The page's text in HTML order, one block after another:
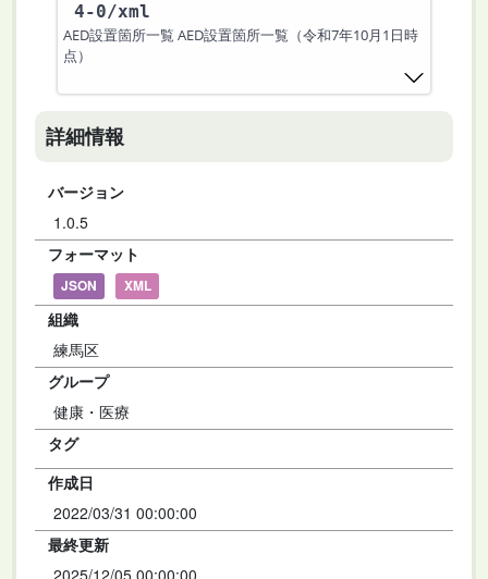
4-0/xml
AED設置箇所一覧 AED設置箇所一覧（令和7年10月1日時
点）
詳細情報
バージョン
1.0.5
フォーマット
JSON XML
組織
練馬区
グループ
健康・医療
タグ
作成日
2022/03/31 00:00:00
最終更新
2025/12/05 00:00:00